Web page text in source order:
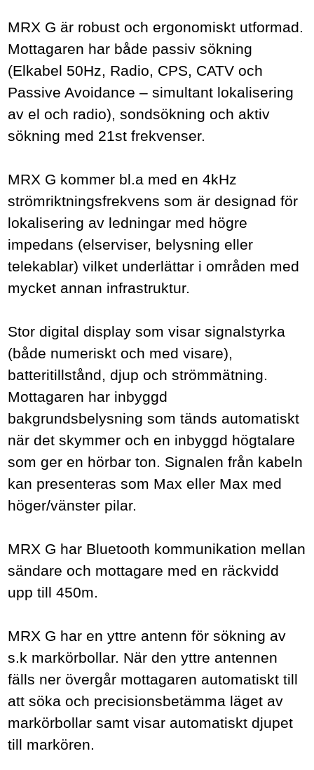
MRX G är robust och ergonomiskt utformad.
Mottagaren har både passiv sökning
(Elkabel 50Hz, Radio, CPS, CATV och
Passive Avoidance – simultant lokalisering
av el och radio), sondsökning och aktiv
sökning med 21st frekvenser.
MRX G kommer bl.a med en 4kHz
strömriktningsfrekvens som är designad för
lokalisering av ledningar med högre
impedans (elserviser, belysning eller
telekablar) vilket underlättar i områden med
mycket annan infrastruktur.
Stor digital display som visar signalstyrka
(både numeriskt och med visare),
batteritillstånd, djup och strömmätning.
Mottagaren har inbyggd
bakgrundsbelysning som tänds automatiskt
när det skymmer och en inbyggd högtalare
som ger en hörbar ton. Signalen från kabeln
kan presenteras som Max eller Max med
höger/vänster pilar.
MRX G har Bluetooth kommunikation mellan
sändare och mottagare med en räckvidd
upp till 450m.
MRX G har en yttre antenn för sökning av
s.k markörbollar. När den yttre antennen
fälls ner övergår mottagaren automatiskt till
att söka och precisionsbetämma läget av
markörbollar samt visar automatiskt djupet
till markören.